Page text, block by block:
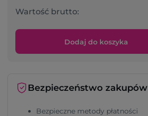
Wartość brutto:
Dodaj do koszyka
Bezpieczeństwo zakupów
Bezpieczne metody płatności